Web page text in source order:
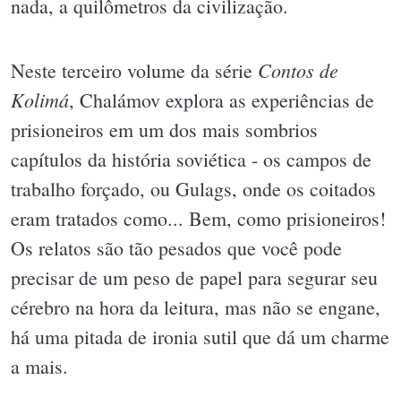
nada, a quilômetros da civilização.
Neste terceiro volume da série Contos de
Kolimá, Chalámov explora as experiências de
prisioneiros em um dos mais sombrios
capítulos da história soviética - os campos de
trabalho forçado, ou Gulags, onde os coitados
eram tratados como... Bem, como prisioneiros!
Os relatos são tão pesados que você pode
precisar de um peso de papel para segurar seu
cérebro na hora da leitura, mas não se engane,
há uma pitada de ironia sutil que dá um charme
a mais.